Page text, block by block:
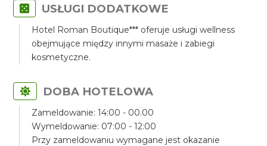
USŁUGI DODATKOWE
Hotel Roman Boutique*** oferuje usługi wellness
obejmujące między innymi masaże i zabiegi
kosmetyczne.
DOBA HOTELOWA
Zameldowanie: 14:00 - 00.00
Wymeldowanie: 07:00 - 12:00
Przy zameldowaniu wymagane jest okazanie